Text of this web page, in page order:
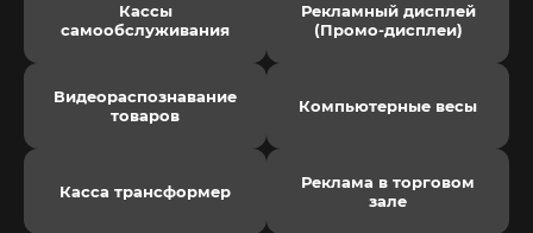
Кассы
самообслуживания
Рекламный дисплей
(Промо-дисплеи)
Видеораспознавание
товаров
Компьютерные весы
Касса трансформер
Реклама в торговом
зале